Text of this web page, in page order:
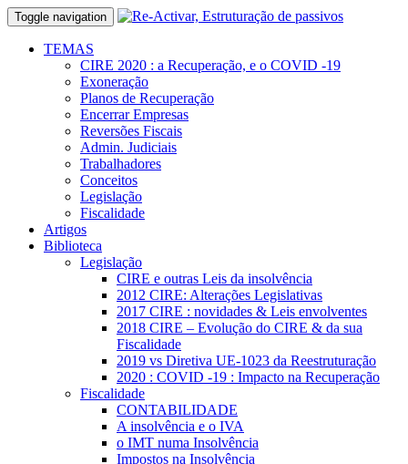
Toggle navigation
TEMAS
CIRE 2020 : a Recuperação, e o COVID -19
Exoneração
Planos de Recuperação
Encerrar Empresas
Reversões Fiscais
Admin. Judiciais
Trabalhadores
Conceitos
Legislação
Fiscalidade
Artigos
Biblioteca
Legislação
CIRE e outras Leis da insolvência
2012 CIRE: Alterações Legislativas
2017 CIRE : novidades & Leis envolventes
2018 CIRE – Evolução do CIRE & da sua
Fiscalidade
2019 vs Diretiva UE-1023 da Reestruturação
2020 : COVID -19 : Impacto na Recuperação
Fiscalidade
CONTABILIDADE
A insolvência e o IVA
o IMT numa Insolvência
Impostos na Insolvência